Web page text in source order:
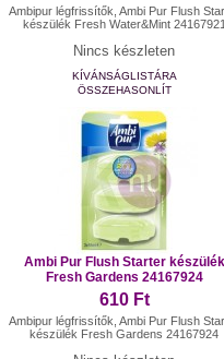
Ambipur légfrissítők, Ambi Pur Flush
készülék Fresh Water&Mint 24167921
Nincs készleten
KÍVÁNSÁGLISTÁRA
ÖSSZEHASONLÍT
Ambi Pur Flush Starter készülék
Fresh Gardens 24167924
610 Ft
Ambipur légfrissítők, Ambi Pur Flush
készülék Fresh Gardens 24167924